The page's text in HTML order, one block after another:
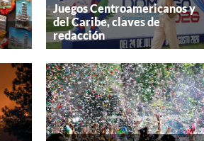
Juegos Centroamericanos y
del Caribe, claves de
redacción